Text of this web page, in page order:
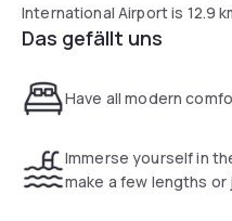
International Airport is 12.9
Das gefällt uns
Have all modern
Immerse yourself in
make a few lengths or